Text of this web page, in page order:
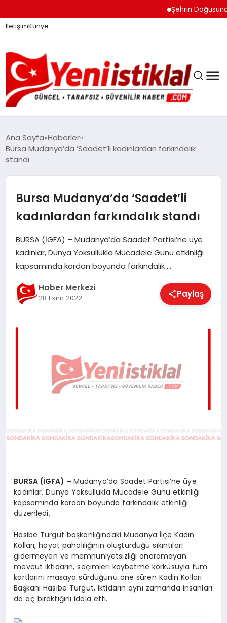
Şehrin
İletişimKünye
GÜNDEM
DÜNYA
EĞITIM
TEKNOLOJI
Ana Sayfa Haberler
Bursa Mudanya’da ‘Saadet’li kadınlardan farkındalık
standı
Bursa Mudanya’da ‘Saadet’li
kadınlardan farkındalık standı
BURSA (İGFA) – Mudanya’da Saadet Partisi’ne üye
kadınlar, Dünya Yoksullukla Mücadele Günü etkinliği
kapsamında kordon boyunda farkındalık …
Haber Merkezi
28 Ekim 2022 Paylaş
BURSA (İGFA) – Mudanya’da Saadet Partisi’ne üye
kadınlar, Dünya Yoksullukla Mücadele Günü etkinliği
kapsamında kordon boyunda farkındalık etkinliği
düzenledi.
Hasibe Turgut başkanlığındaki Mudanya İlçe Kadın
Kolları, hayat pahalılığının oluşturduğu sıkıntıları
gidermeyen ve memnuniyetsizliği onaramayan
mevcut iktidarın, seçimleri kaybetme korkusuyla tüm
kartlarını masaya sürdüğünü öne süren Kadın Kolları
Başkanı Hasibe Turgut, iktidarın aynı zamanda insanları
da aç bıraktığını iddia etti.